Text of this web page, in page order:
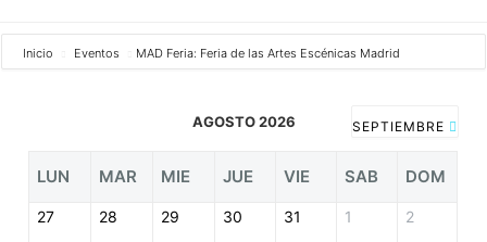
Inicio Eventos MAD Feria: Feria de las Artes Escénicas Madrid
AGOSTO 2026 SEPTIEMBRE
LUN MAR MIE JUE VIE SAB DOM
27 28 29 30 31 1 2